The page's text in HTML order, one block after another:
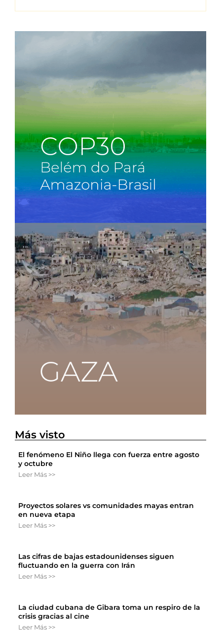
Más visto
El fenómeno El Niño llega con fuerza entre agosto
y octubre
Leer Más >>
Proyectos solares vs comunidades mayas entran
en nueva etapa
Leer Más >>
Las cifras de bajas estadounidenses siguen
fluctuando en la guerra con Irán
Leer Más >>
La ciudad cubana de Gibara toma un respiro de la
crisis gracias al cine
Leer Más >>